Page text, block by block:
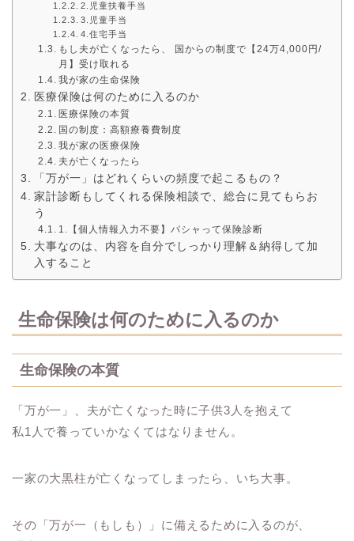
2.児童扶養手当
3.児童手当
4.住宅手当
もし夫が亡くなったら、 国からの制度で【24万4,000円/
月】受け取れる
我が家の生命保険
医療保険は何のために入るのか
医療保険の本質
国の制度：高額療養費制度
我が家の医療保険
夫が亡くなったら
「万が一」はどれくらいの頻度で起こるもの？
家計診断もしてくれる保険相談で、総合に見てもらお
う
1.【個人情報入力不要】パシャって保険診断
大事なのは、内容を自分でしっかり理解＆納得して加
入すること
生命保険は何のために入るのか
生命保険の本質
「万が一」、夫が亡くなった時に子供3人を抱えて
私1人で養っていかなくてはなりません。
一家の大黒柱が亡くなってしまったら、いち大事。
その「万が一（もしも）」に備えるために入るのが、